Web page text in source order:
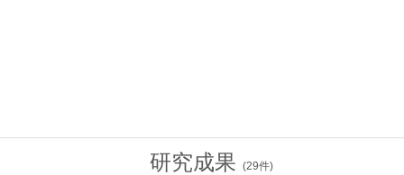
研究成果 (29件)